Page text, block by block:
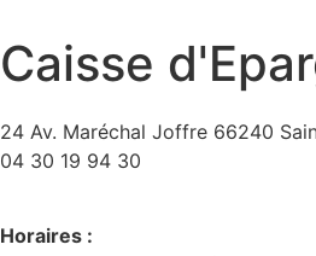
Caisse
24 Av. Maréchal Joffre 66240
04 30 19 94 30
Horaires :